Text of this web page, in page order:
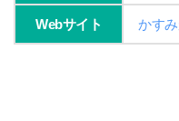
Webサイト かす